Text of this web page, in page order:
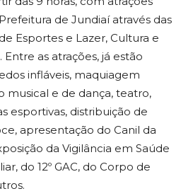
de Jundiaí através das
Esportes e Lazer, Cultura e
as atrações, já estão
infláveis, maquiagem
musical e de dança, teatro,
esportivas, distribuição de
apresentação do Canil da
da Vigilância em Saúde
do 12º GAC, do Corpo de